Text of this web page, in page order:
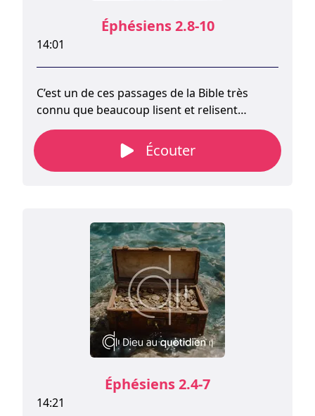
Éphésiens 2.8-10
14:01
C’est un de ces passages de la Bible très
connu que beaucoup lisent et relisent
souvent pour y trouver encouragement et
inspiration au quotidien.Écouter
Éphésiens 2.4-7
14:21